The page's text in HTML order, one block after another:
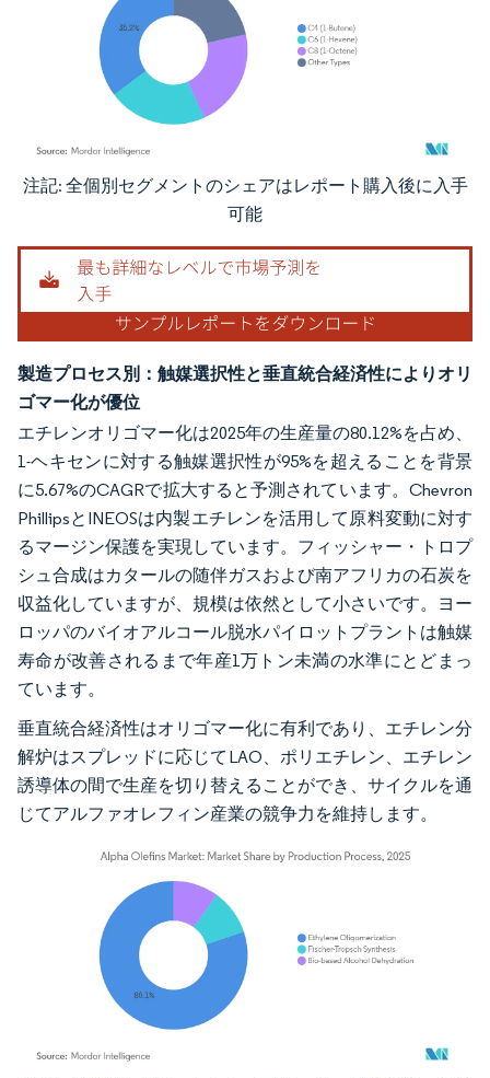
画像 © Mordor Intelligence。再利用にはCC BY 4.0の表示が必要です。
注記: 全個別セグメントのシェアはレポート購入後に入手
可能
製造プロセス別：触媒選択性と垂直統合経済性によりオリ
ゴマー化が優位
エチレンオリゴマー化は2025年の生産量の80.12%を占め、
1-ヘキセンに対する触媒選択性が95%を超えることを背景
に5.67%のCAGRで拡大すると予測されています。Chevron
PhillipsとINEOSは内製エチレンを活用して原料変動に対す
るマージン保護を実現しています。フィッシャー・トロプ
シュ合成はカタールの随伴ガスおよび南アフリカの石炭を
収益化していますが、規模は依然として小さいです。ヨー
ロッパのバイオアルコール脱水パイロットプラントは触媒
寿命が改善されるまで年産1万トン未満の水準にとどまっ
ています。
垂直統合経済性はオリゴマー化に有利であり、エチレン分
解炉はスプレッドに応じてLAO、ポリエチレン、エチレン
誘導体の間で生産を切り替えることができ、サイクルを通
じてアルファオレフィン産業の競争力を維持します。